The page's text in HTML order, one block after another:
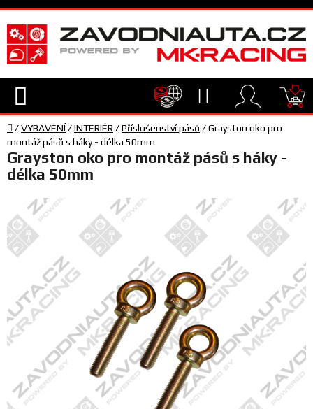
Přejít
na
obsah
Hledat
TECHNIKA
VYBAVENÍ
JEZDEC
TÝM
SERVIS
FANOUŠCI
Profil
firmy
Domů
/VYBAVENÍ/INTERIÉR /Příslušenství pásů /Grayston oko pro
montáž pásů s háky - délka 50mm
Grayston oko pro montáž pásů s háky -
délka 50mm